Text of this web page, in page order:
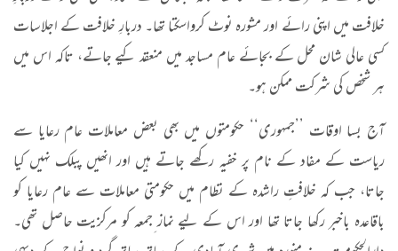
خلافت میں اپنی رائے اور مشورہ نوٹ کرواسکتا تھا۔ دربارِ خلافت کے اجلاسات
کسی عالی شان محل کے بجائے عام مساجد میں منعقد کیے جاتے، تاکہ اس میں
ہر شخص کی شرکت ممکن ہو۔
آج بسا اوقات ’’جمہوری‘‘ حکومتوں میں بھی بعض معاملات عام رعایا سے
ریاست کے مفاد کے نام پر خفیہ رکھے جاتے ہیں اور انھیں پبلک نہیں کیا
جاتا، جب کہ خلافتِ راشدہ کے نظام میں حکومتی معاملات سے عام رعایا کو
باقاعدہ باخبر رکھا جاتا تھا اور اس کے لیے نماز ِجمعہ کو مرکزیت حاصل تھی۔